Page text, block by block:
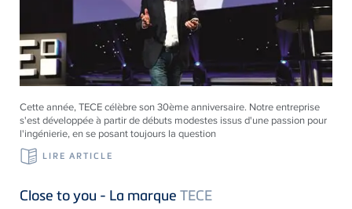
Cette année, TECE célèbre son 30ème anniversaire. Notre entreprise
s'est développée à partir de débuts modestes issus d'une passion pour
l'ingénierie, en se posant toujours la question
LIRE ARTICLE
Close to you - La marque TECE